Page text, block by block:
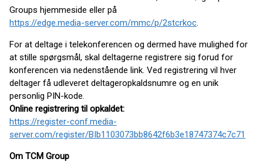
Groups hjemmeside eller på
https://edge.media-server.com/mmc/p/2stcrkoc.
For at deltage i telekonferencen og dermed have mulighed for
at stille spørgsmål, skal deltagerne registrere sig forud for
konferencen via nedenstående link. Ved registrering vil hver
deltager få udleveret deltageropkaldsnumre og en unik
personlig PIN-kode.
Online registrering til opkaldet:
https://register-conf.media-
server.com/register/BIb1103073bb8642f6b3e18747374c7c71
Om TCM Group